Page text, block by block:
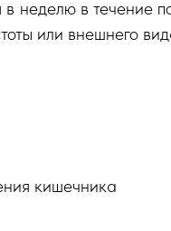
неделю в течение
или внешнего
кишечника